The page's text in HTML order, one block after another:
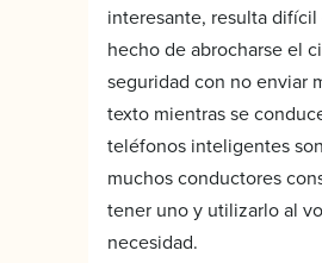
interesante, resulta
hecho de abrocharse el
seguridad con no enviar
texto mientras se
teléfonos inteligentes
muchos conductores
tener uno y utilizarlo al
necesidad.